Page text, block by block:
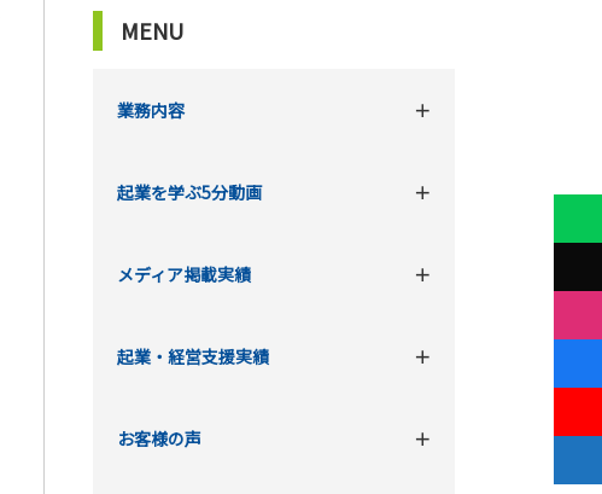
MENU
業務内容
起業を学ぶ5分動画
メディア掲載実績
起業・経営支援実績
お客様の声